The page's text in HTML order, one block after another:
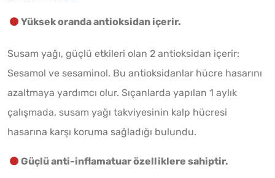
Yüksek oranda antioksidan içerir.
Susam yağı, güçlü etkileri olan 2 antioksidan içerir:
Sesamol ve sesaminol. Bu antioksidanlar hücre hasarını
azaltmaya yardımcı olur. Sıçanlarda yapılan 1 aylık
çalışmada, susam yağı takviyesinin kalp hücresi
hasarına karşı koruma sağladığı bulundu.
Güçlü anti-inflamatuar özelliklere sahiptir.